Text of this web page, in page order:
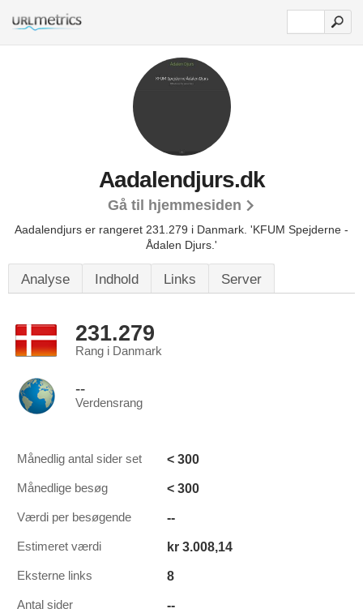
Aadalendjurs.dk
Gå til hjemmesiden
Aadalendjurs er rangeret 231.279 i Danmark. 'KFUM Spejderne -
Ådalen Djurs.'
Analyse Indhold Links Server
231.279
Rang i Danmark
--
Verdensrang
Månedlig antal sider set < 300
Månedlige besøg < 300
Værdi per besøgende --
Estimeret værdi kr 3.008,14
Eksterne links 8
Antal sider --